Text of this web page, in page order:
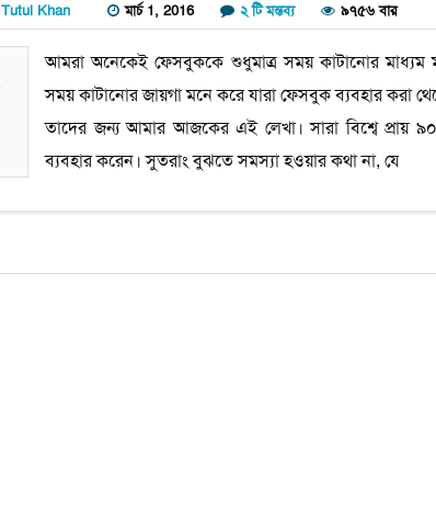
Tutul Khan মার্চ 1, 2016 ২ টি মন্তব্য ৯৭৫৬ বার
আমরা অনেকেই ফেসবুককে শুধুমাত্র সময় কাটানোর মাধ্যম
সময় কাটানোর জায়গা মনে করে যারা ফেসবুক ব্যবহার করা
তাদের জন্য আমার আজকের এই লেখা। সারা বিশ্বে প্রায়
ব্যবহার করেন। সুতরাং বুঝতে সমস্যা হওয়ার কথা না, যে